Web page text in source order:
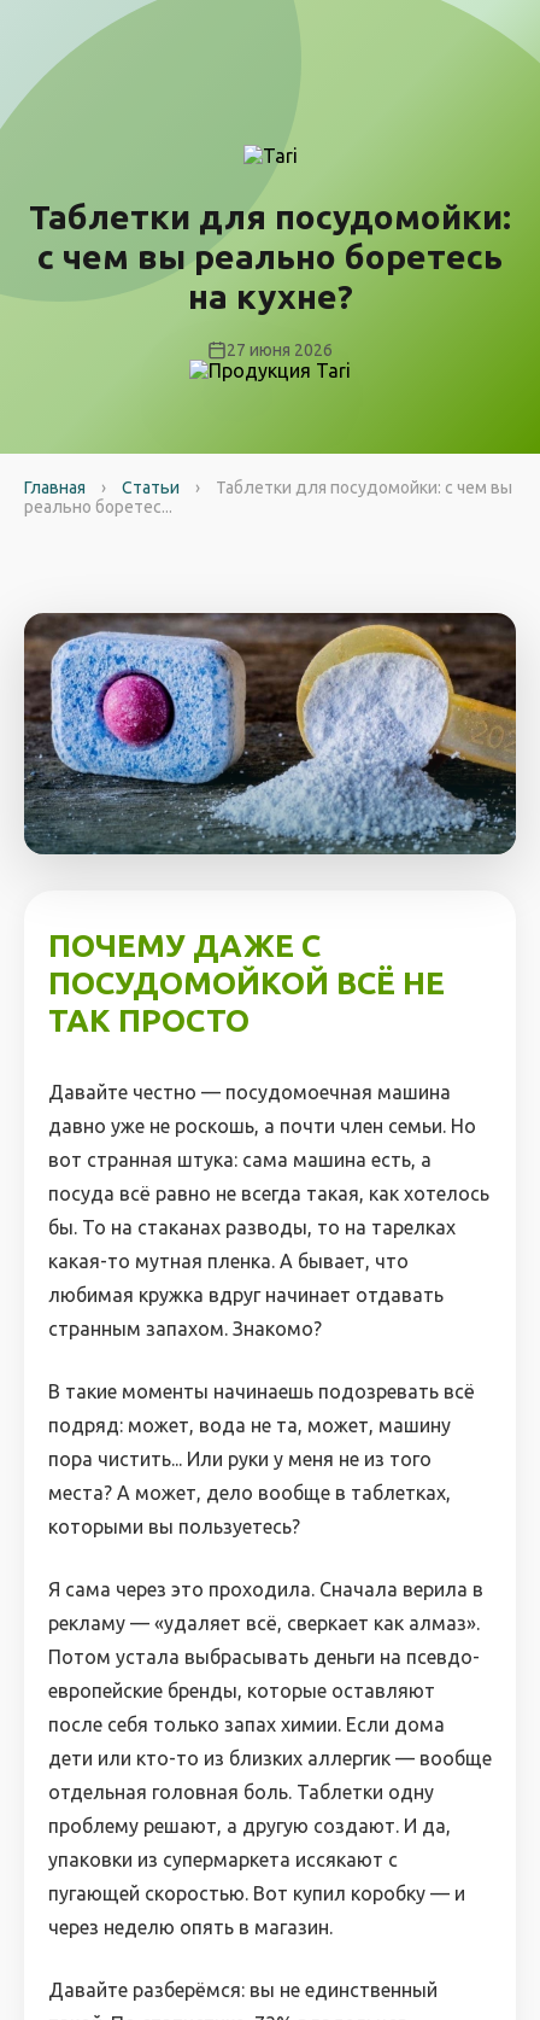
Таблетки для посудомойки:
с чем вы реально боретесь
на кухне?
27 июня 2026
Главная › Статьи ›
Таблетки для посудомойки: с чем вы
реально боретес...
ПОЧЕМУ ДАЖЕ С
ПОСУДОМОЙКОЙ ВСЁ НЕ
ТАК ПРОСТО
Давайте честно — посудомоечная машина
давно уже не роскошь, а почти член семьи. Но
вот странная штука: сама машина есть, а
посуда всё равно не всегда такая, как хотелось
бы. То на стаканах разводы, то на тарелках
какая-то мутная пленка. А бывает, что
любимая кружка вдруг начинает отдавать
странным запахом. Знакомо?
В такие моменты начинаешь подозревать всё
подряд: может, вода не та, может, машину
пора чистить... Или руки у меня не из того
места? А может, дело вообще в таблетках,
которыми вы пользуетесь?
Я сама через это проходила. Сначала верила в
рекламу — «удаляет всё, сверкает как алмаз».
Потом устала выбрасывать деньги на псевдо-
европейские бренды, которые оставляют
после себя только запах химии. Если дома
дети или кто-то из близких аллергик — вообще
отдельная головная боль. Таблетки одну
проблему решают, а другую создают. И да,
упаковки из супермаркета иссякают с
пугающей скоростью. Вот купил коробку — и
через неделю опять в магазин.
Давайте разберёмся: вы не единственный